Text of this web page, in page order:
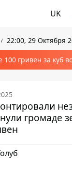
UK
22:00, 29 Октября
100 гривен за куб
громаде